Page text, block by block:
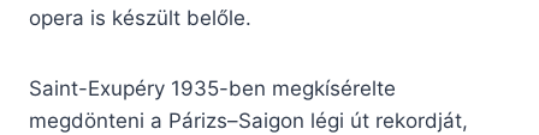
opera is készült belőle.
Saint-Exupéry 1935-ben megkísérelte
megdönteni a Párizs–Saigon légi út rekordját,